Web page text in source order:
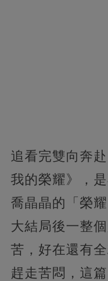
追看完雙向奔
我的榮耀》，
喬晶晶的「榮
大結局後一整
苦，好在還有
趕走苦悶，這